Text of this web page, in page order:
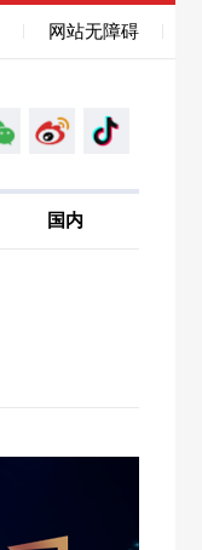
网站无障碍
国内